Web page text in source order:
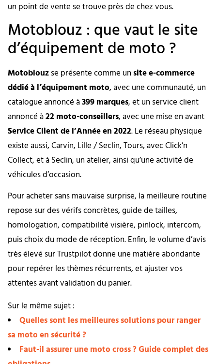
un point de vente se trouve près de chez vous.
Motoblouz : que vaut le site
d’équipement de moto ?
Motoblouzse présente comme un site e-commerce
dédié à l’équipement moto, avec une communauté, un
catalogue annoncé à399 marques, et un service client
annoncé à22 moto-conseillers, avec une mise en avant
Service Client de l’Année en 2022. Le réseau physique
existe aussi, Carvin, Lille / Seclin, Tours, avec Click’n
Collect, et à Seclin, un atelier, ainsi qu’une activité de
véhicules d’occasion.
Pour acheter sans mauvaise surprise, la meilleure routine
repose sur des vérifs concrètes, guide de tailles,
homologation, compatibilité visière, pinlock, intercom,
puis choix du mode de réception. Enfin, le volume d’avis
très élevé sur Trustpilot donne une matière abondante
pour repérer les thèmes récurrents, et ajuster vos
attentes avant validation du panier.
Sur le même sujet :
Quelles sont les meilleures solutions pour ranger
sa moto en sécurité ?
Faut-il assurer une moto cross ? Guide complet des